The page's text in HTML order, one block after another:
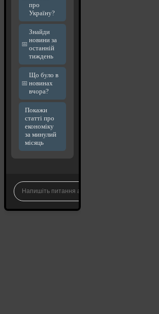
про
Україну?
Знайди
новини за
останній
тиждень
Що було в
новинах
вчора?
Покажи
статті про
економіку
за минулий
місяць